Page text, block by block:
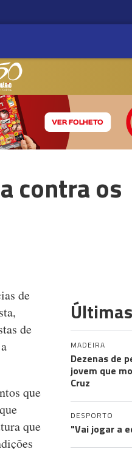
contra os
de
de
que
que
Últimas
MADEIRA
Dezenas de
jovem que
Cruz
DESPORTO
"Vai jogar a